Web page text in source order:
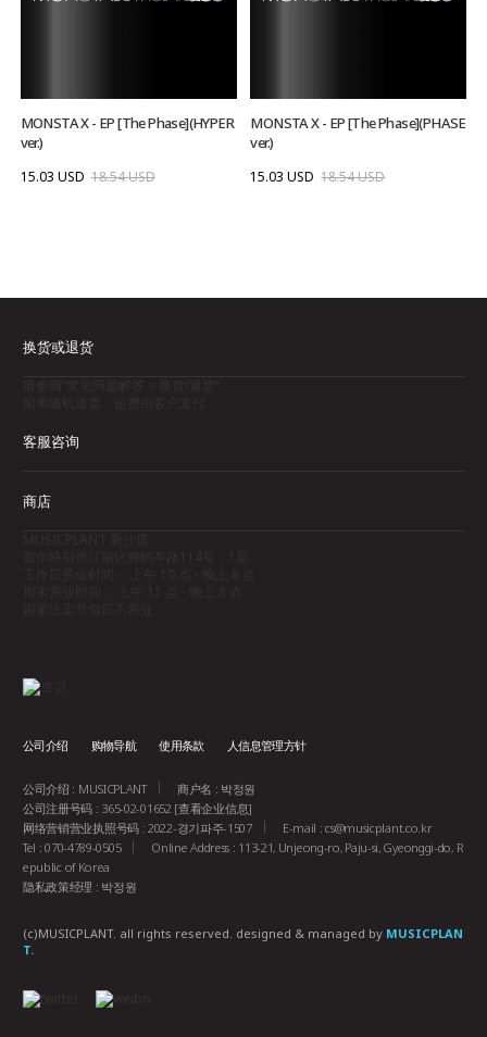
MONSTA X - EP [The Phase](HYPER
ver.)
15.03 USD 18.54 USD
MONSTA X - EP [The Phase](PHASE
ver.)
15.03 USD 18.54 USD
换货或退货
客服咨询
商店
公司介绍 购物导航 使用条款 人信息管理方针
公司介绍 : MUSICPLANT
商户名 : 박정원
公司注册号码 : 365-02-01652 [查看企业信息]
网络营销营业执照号码 : 2022-경기파주-1507
E-mail :cs@musicplant.co.kr
Tel : 070-4789-0505
Online Address : 113-21, Unjeong-ro, Paju-si, Gyeonggi-do, R
epublic of Korea
隐私政策经理 : 박정원
(c)MUSICPLANT. all rights reserved. designed & managed by MUSICPLAN
T.